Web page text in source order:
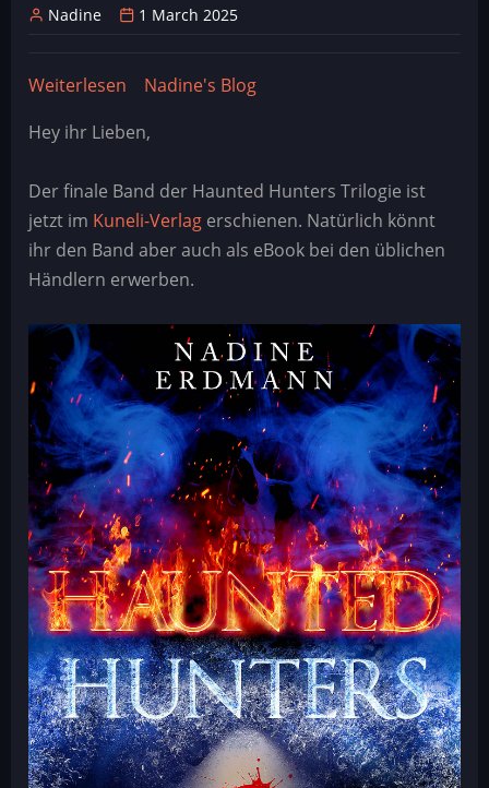
Nadine 1 March 2025
Weiterlesen über
Hunters
Band
3
Nadine's Blog
Hey ihr Lieben,
Der finale Band der Haunted Hunters Trilogie ist
jetzt im Kuneli-Verlag erschienen. Natürlich könnt
ihr den Band aber auch als eBook bei den üblichen
Händlern erwerben.